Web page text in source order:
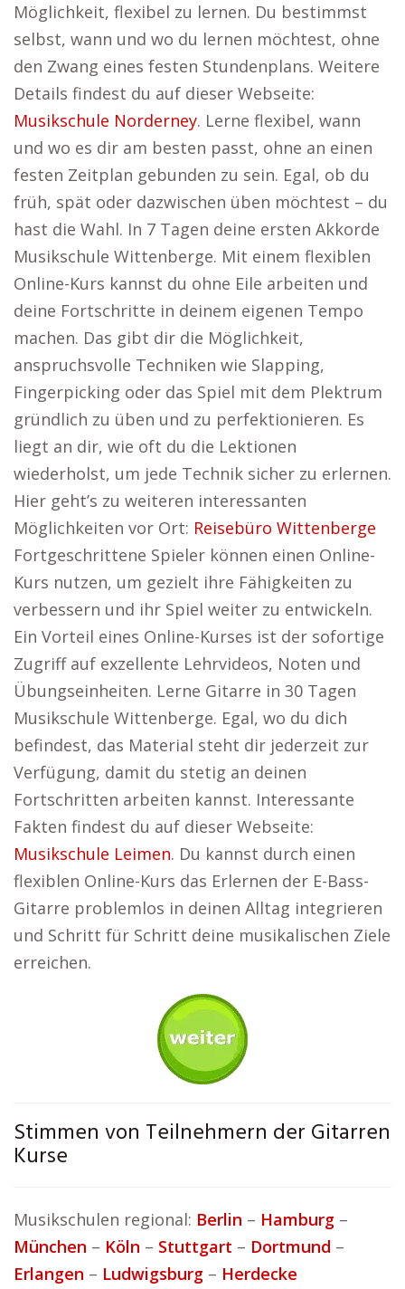
Möglichkeit, flexibel zu lernen. Du bestimmst
selbst, wann und wo du lernen möchtest, ohne
den Zwang eines festen Stundenplans. Weitere
Details findest du auf dieser Webseite:
Musikschule Norderney. Lerne flexibel, wann
und wo es dir am besten passt, ohne an einen
festen Zeitplan gebunden zu sein. Egal, ob du
früh, spät oder dazwischen üben möchtest – du
hast die Wahl. In 7 Tagen deine ersten Akkorde
Musikschule Wittenberge. Mit einem flexiblen
Online-Kurs kannst du ohne Eile arbeiten und
deine Fortschritte in deinem eigenen Tempo
machen. Das gibt dir die Möglichkeit,
anspruchsvolle Techniken wie Slapping,
Fingerpicking oder das Spiel mit dem Plektrum
gründlich zu üben und zu perfektionieren. Es
liegt an dir, wie oft du die Lektionen
wiederholst, um jede Technik sicher zu erlernen.
Hier geht’s zu weiteren interessanten
Möglichkeiten vor Ort: Reisebüro Wittenberge
Fortgeschrittene Spieler können einen Online-
Kurs nutzen, um gezielt ihre Fähigkeiten zu
verbessern und ihr Spiel weiter zu entwickeln.
Ein Vorteil eines Online-Kurses ist der sofortige
Zugriff auf exzellente Lehrvideos, Noten und
Übungseinheiten. Lerne Gitarre in 30 Tagen
Musikschule Wittenberge. Egal, wo du dich
befindest, das Material steht dir jederzeit zur
Verfügung, damit du stetig an deinen
Fortschritten arbeiten kannst. Interessante
Fakten findest du auf dieser Webseite:
Musikschule Leimen. Du kannst durch einen
flexiblen Online-Kurs das Erlernen der E-Bass-
Gitarre problemlos in deinen Alltag integrieren
und Schritt für Schritt deine musikalischen Ziele
erreichen.
Stimmen von Teilnehmern der Gitarren
Kurse
Musikschulen regional: Berlin – Hamburg –
München – Köln – Stuttgart – Dortmund –
Erlangen – Ludwigsburg – Herdecke